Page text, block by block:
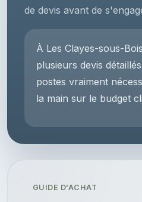
de devis avant de
À Les Clayes-sous-
plusieurs devis
postes vraiment
la main sur le budget
GUIDE D'ACHAT